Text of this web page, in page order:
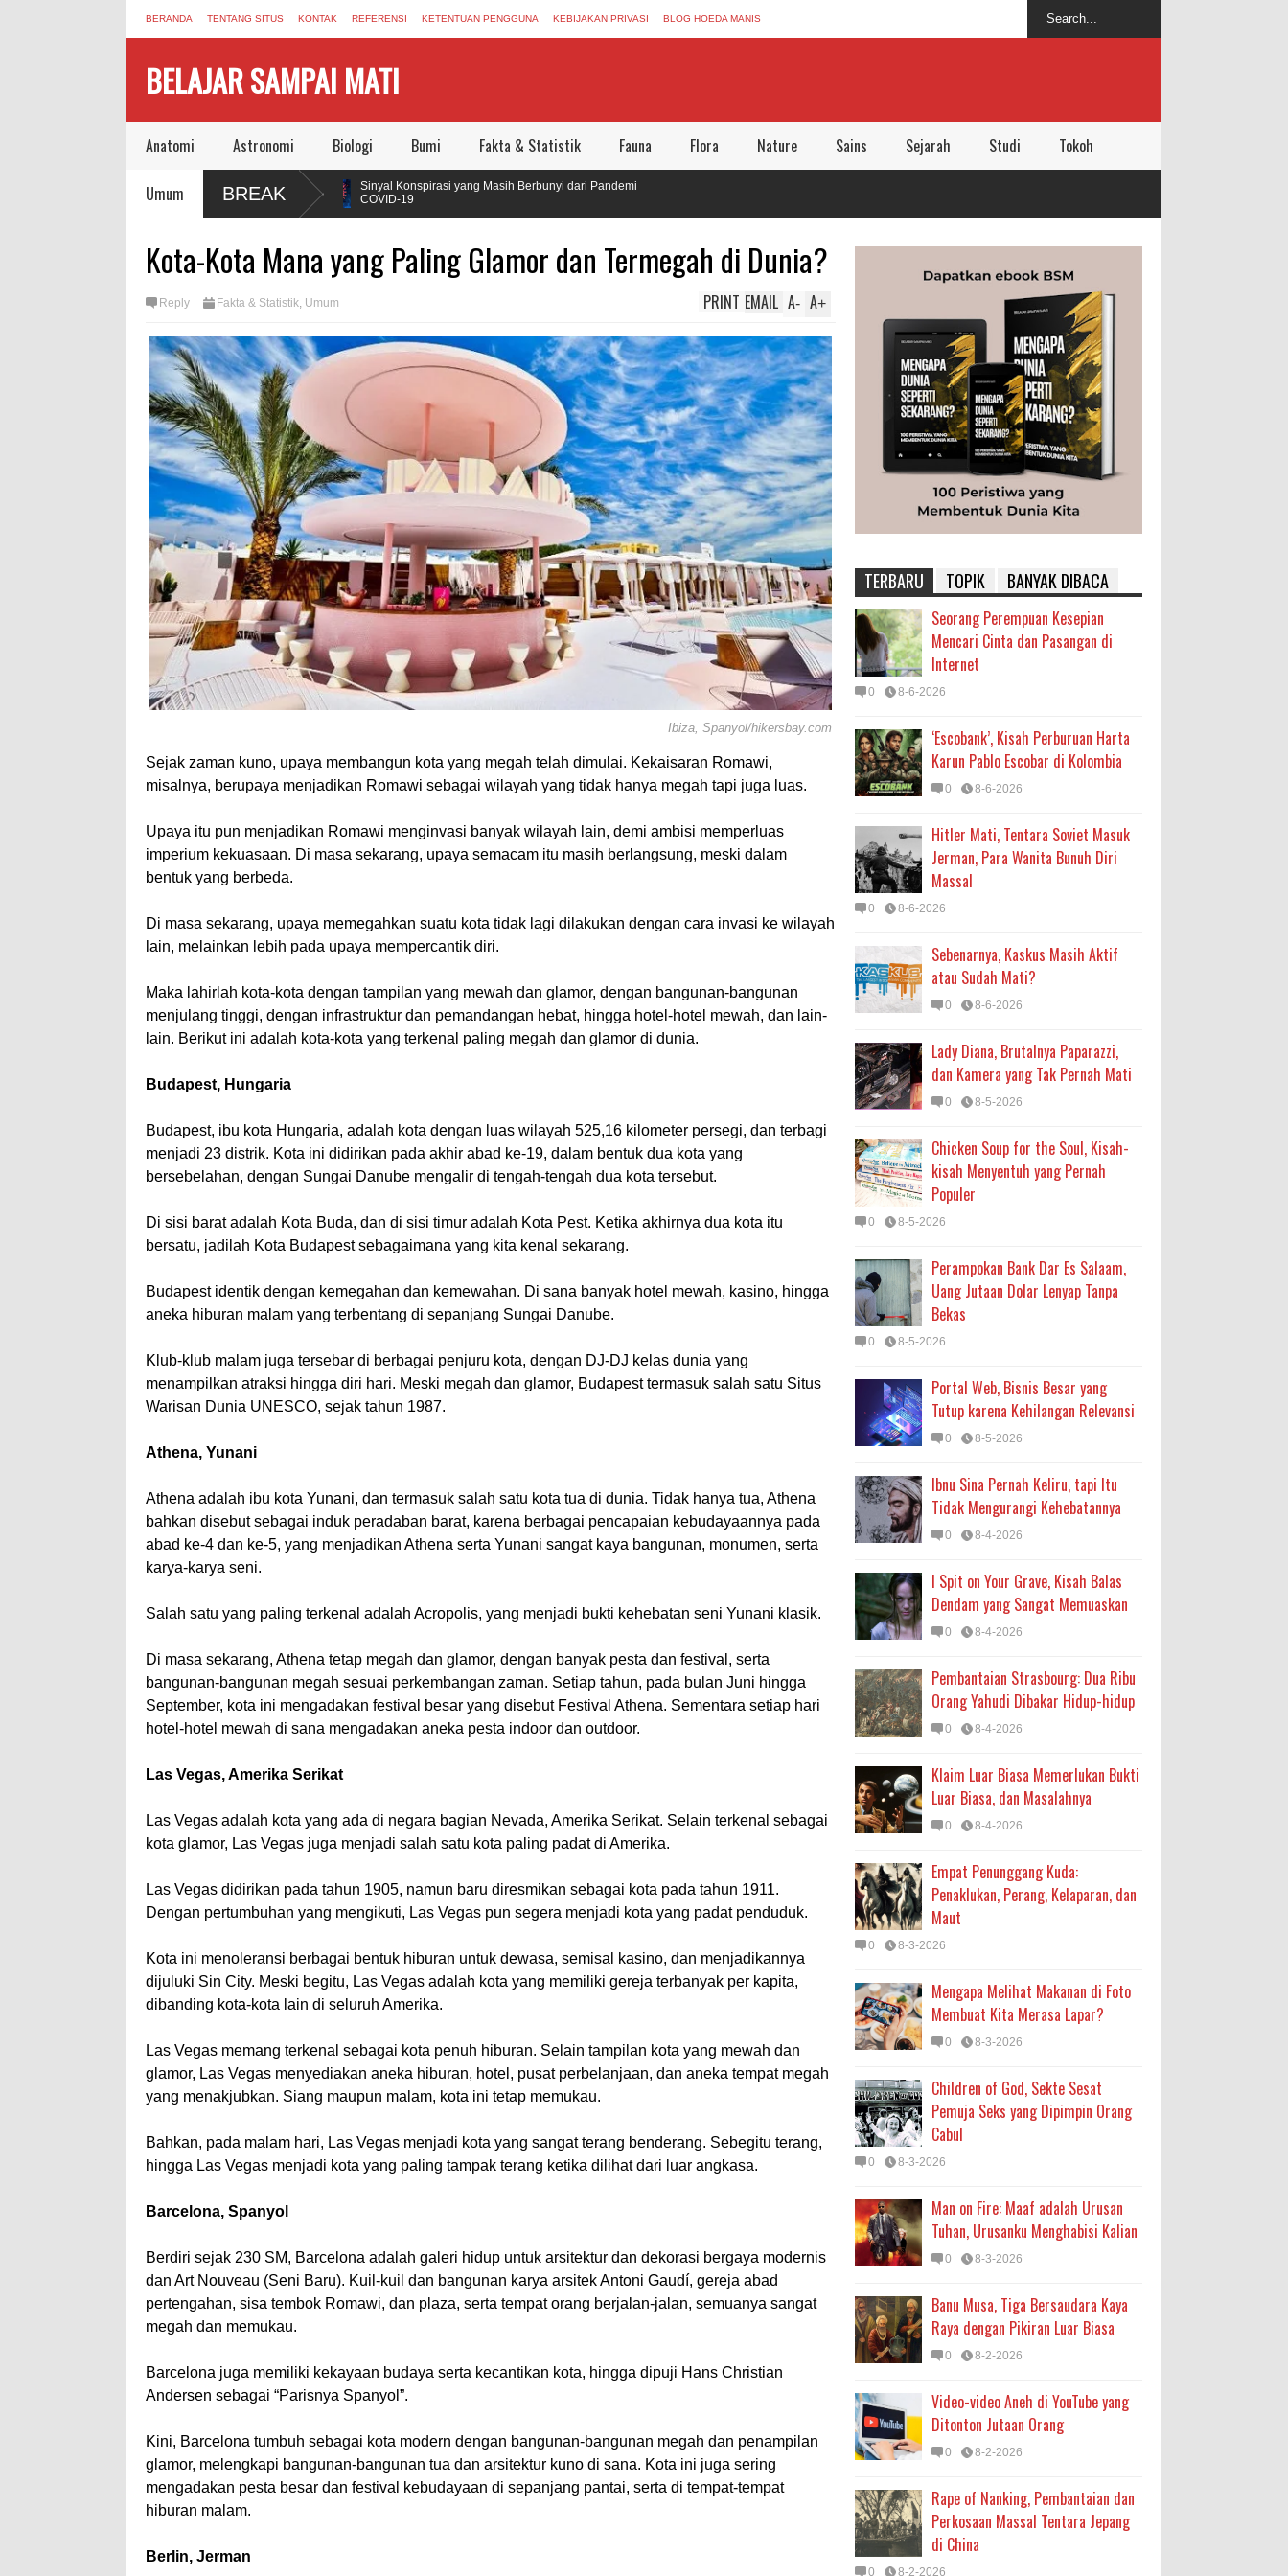
BERANDA TENTANG SITUS KONTAK REFERENSI KETENTUAN PENGGUNA KEBIJAKAN PRIVASI BLOG HOEDA MANIS
BELAJAR SAMPAI MATI
Anatomi Astronomi Biologi Bumi Fakta & Statistik Fauna Flora Nature Sains Sejarah Studi Tokoh
Umum BREAK
Buku yang Mengubah Cara Manusia
Sinyal Konspirasi yang Masih Berbunyi dari Pandemi
COVID-19
Kota-Kota Mana yang Paling Glamor dan Termegah di Dunia?
Reply Fakta & Statistik Umum A+
A-
EMAIL
PRINT
Ibiza, Spanyol/hikersbay.com
Sejak zaman kuno, upaya membangun kota yang megah telah dimulai. Kekaisaran Romawi,
misalnya, berupaya menjadikan Romawi sebagai wilayah yang tidak hanya megah tapi juga luas.
Upaya itu pun menjadikan Romawi menginvasi banyak wilayah lain, demi ambisi memperluas
imperium kekuasaan. Di masa sekarang, upaya semacam itu masih berlangsung, meski dalam
bentuk yang berbeda.
Di masa sekarang, upaya memegahkan suatu kota tidak lagi dilakukan dengan cara invasi ke wilayah
lain, melainkan lebih pada upaya mempercantik diri.
Maka lahirlah kota-kota dengan tampilan yang mewah dan glamor, dengan bangunan-bangunan
menjulang tinggi, dengan infrastruktur dan pemandangan hebat, hingga hotel-hotel mewah, dan lain-
lain. Berikut ini adalah kota-kota yang terkenal paling megah dan glamor di dunia.
Budapest, Hungaria
Budapest, ibu kota Hungaria, adalah kota dengan luas wilayah 525,16 kilometer persegi, dan terbagi
menjadi 23 distrik. Kota ini didirikan pada akhir abad ke-19, dalam bentuk dua kota yang
bersebelahan, dengan Sungai Danube mengalir di tengah-tengah dua kota tersebut.
Di sisi barat adalah Kota Buda, dan di sisi timur adalah Kota Pest. Ketika akhirnya dua kota itu
bersatu, jadilah Kota Budapest sebagaimana yang kita kenal sekarang.
Budapest identik dengan kemegahan dan kemewahan. Di sana banyak hotel mewah, kasino, hingga
aneka hiburan malam yang terbentang di sepanjang Sungai Danube.
Klub-klub malam juga tersebar di berbagai penjuru kota, dengan DJ-DJ kelas dunia yang
menampilkan atraksi hingga diri hari. Meski megah dan glamor, Budapest termasuk salah satu Situs
Warisan Dunia UNESCO, sejak tahun 1987.
Athena, Yunani
Athena adalah ibu kota Yunani, dan termasuk salah satu kota tua di dunia. Tidak hanya tua, Athena
bahkan disebut sebagai induk peradaban barat, karena berbagai pencapaian kebudayaannya pada
abad ke-4 dan ke-5, yang menjadikan Athena serta Yunani sangat kaya bangunan, monumen, serta
karya-karya seni.
Salah satu yang paling terkenal adalah Acropolis, yang menjadi bukti kehebatan seni Yunani klasik.
Di masa sekarang, Athena tetap megah dan glamor, dengan banyak pesta dan festival, serta
bangunan-bangunan megah sesuai perkembangan zaman. Setiap tahun, pada bulan Juni hingga
September, kota ini mengadakan festival besar yang disebut Festival Athena. Sementara setiap hari
hotel-hotel mewah di sana mengadakan aneka pesta indoor dan outdoor.
Las Vegas, Amerika Serikat
Las Vegas adalah kota yang ada di negara bagian Nevada, Amerika Serikat. Selain terkenal sebagai
kota glamor, Las Vegas juga menjadi salah satu kota paling padat di Amerika.
Las Vegas didirikan pada tahun 1905, namun baru diresmikan sebagai kota pada tahun 1911.
Dengan pertumbuhan yang mengikuti, Las Vegas pun segera menjadi kota yang padat penduduk.
Kota ini menoleransi berbagai bentuk hiburan untuk dewasa, semisal kasino, dan menjadikannya
dijuluki Sin City. Meski begitu, Las Vegas adalah kota yang memiliki gereja terbanyak per kapita,
dibanding kota-kota lain di seluruh Amerika.
Las Vegas memang terkenal sebagai kota penuh hiburan. Selain tampilan kota yang mewah dan
glamor, Las Vegas menyediakan aneka hiburan, hotel, pusat perbelanjaan, dan aneka tempat megah
yang menakjubkan. Siang maupun malam, kota ini tetap memukau.
Bahkan, pada malam hari, Las Vegas menjadi kota yang sangat terang benderang. Sebegitu terang,
hingga Las Vegas menjadi kota yang paling tampak terang ketika dilihat dari luar angkasa.
Barcelona, Spanyol
Berdiri sejak 230 SM, Barcelona adalah galeri hidup untuk arsitektur dan dekorasi bergaya modernis
dan Art Nouveau (Seni Baru). Kuil-kuil dan bangunan karya arsitek Antoni Gaudí, gereja abad
pertengahan, sisa tembok Romawi, dan plaza, serta tempat orang berjalan-jalan, semuanya sangat
megah dan memukau.
Barcelona juga memiliki kekayaan budaya serta kecantikan kota, hingga dipuji Hans Christian
Andersen sebagai “Parisnya Spanyol”.
Kini, Barcelona tumbuh sebagai kota modern dengan bangunan-bangunan megah dan penampilan
glamor, melengkapi bangunan-bangunan tua dan arsitektur kuno di sana. Kota ini juga sering
mengadakan pesta besar dan festival kebudayaan di sepanjang pantai, serta di tempat-tempat
hiburan malam.
Berlin, Jerman
TERBARU TOPIK BANYAK DIBACA
Seorang Perempuan Kesepian
Mencari Cinta dan Pasangan di
Internet
0 8-6-2026
‘Escobank’, Kisah Perburuan Harta
Karun Pablo Escobar di Kolombia
0 8-6-2026
Hitler Mati, Tentara Soviet Masuk
Jerman, Para Wanita Bunuh Diri
Massal
0 8-6-2026
Sebenarnya, Kaskus Masih Aktif
atau Sudah Mati?
0 8-6-2026
Lady Diana, Brutalnya Paparazzi,
dan Kamera yang Tak Pernah Mati
0 8-5-2026
Chicken Soup for the Soul, Kisah-
kisah Menyentuh yang Pernah
Populer
0 8-5-2026
Perampokan Bank Dar Es Salaam,
Uang Jutaan Dolar Lenyap Tanpa
Bekas
0 8-5-2026
Portal Web, Bisnis Besar yang
Tutup karena Kehilangan Relevansi
0 8-5-2026
Ibnu Sina Pernah Keliru, tapi Itu
Tidak Mengurangi Kehebatannya
0 8-4-2026
I Spit on Your Grave, Kisah Balas
Dendam yang Sangat Memuaskan
0 8-4-2026
Pembantaian Strasbourg: Dua Ribu
Orang Yahudi Dibakar Hidup-hidup
0 8-4-2026
Klaim Luar Biasa Memerlukan Bukti
Luar Biasa, dan Masalahnya
0 8-4-2026
Empat Penunggang Kuda:
Penaklukan, Perang, Kelaparan, dan
Maut
0 8-3-2026
Mengapa Melihat Makanan di Foto
Membuat Kita Merasa Lapar?
0 8-3-2026
Children of God, Sekte Sesat
Pemuja Seks yang Dipimpin Orang
Cabul
0 8-3-2026
Man on Fire: Maaf adalah Urusan
Tuhan, Urusanku Menghabisi Kalian
0 8-3-2026
Banu Musa, Tiga Bersaudara Kaya
Raya dengan Pikiran Luar Biasa
0 8-2-2026
Video-video Aneh di YouTube yang
Ditonton Jutaan Orang
0 8-2-2026
Rape of Nanking, Pembantaian dan
Perkosaan Massal Tentara Jepang
di China
0 8-2-2026